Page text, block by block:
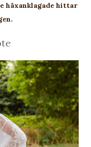
häxanklagade hittar